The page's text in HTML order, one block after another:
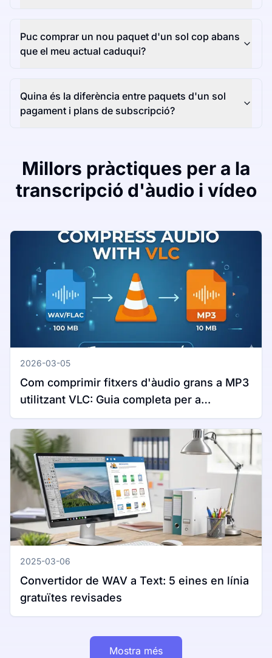
Puc comprar un nou paquet d'un sol cop abans
que el meu actual caduqui?
Quina és la diferència entre paquets d'un sol
pagament i plans de subscripció?
Millors pràctiques per a la
transcripció d'àudio i vídeo
2026-03-05
Com comprimir fitxers d'àudio grans a MP3
utilitzant VLC: Guia completa per a
Windows i Mac
2025-03-06
Convertidor de WAV a Text: 5 eines en línia
gratuïtes revisades
Mostra més